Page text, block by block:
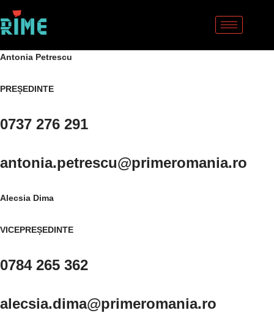
Sari
conținut
Antonia Petrescu
PREȘEDINTE
0737 276 291
antonia.petrescu@primeromania.ro
Alecsia Dima
VICEPREȘEDINTE
0784 265 362
alecsia.dima@primeromania.ro